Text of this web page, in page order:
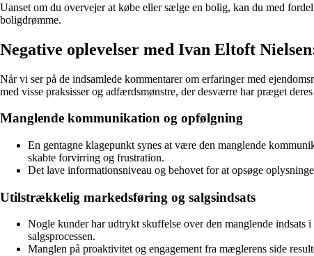
Uanset om du overvejer at købe eller sælge en bolig, kan du med
boligdrømme.
Negative oplevelser med Ivan Eltoft
Når vi ser på de indsamlede kommentarer om erfaringer med
med visse praksisser og adfærdsmønstre, der desværre har præget
Manglende kommunikation og opfølgning
En gentagne klagepunkt synes at være den manglende
skabte forvirring og frustration.
Det lave informationsniveau og behovet for at opsøge
Utilstrækkelig markedsføring og salgsindsats
Nogle kunder har udtrykt skuffelse over den manglende
salgsprocessen.
Manglen på proaktivitet og engagement fra mæglerens side